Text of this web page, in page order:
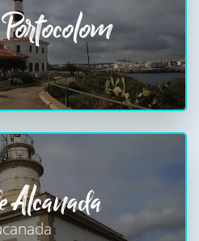
Alcanada